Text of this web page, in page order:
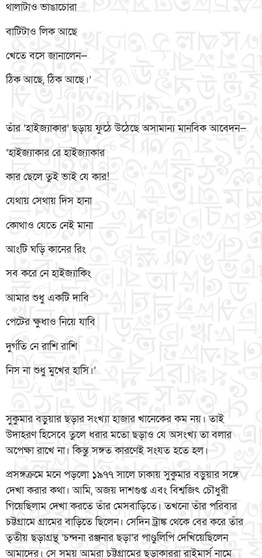
থালাটাও ভাঙাচোরা
বাটিটাও লিক আছে
খেতে বসে জানালেন—
ঠিক আছে, ঠিক আছে।’
তাঁর ‘হাইজ্যাকার’ ছড়ায় ফুঠে উঠেছে অসামান্য মানবিক আবেদন—
‘হাইজ্যাকার রে হাইজ্যাকার
কার ছেলে তুই ভাই যে কার!
যেথায় সেথায় দিস হানা
কোথাও যেতে নেই মানা
আংটি ঘড়ি কানের রিং
সব করে নে হাইজ্যাকিং
আমার শুধু একটি দাবি
পেটের ক্ষুধাও নিয়ে যাবি
দুর্গতি নে রাশি রাশি
নিস না শুধু মুখের হাসি।’
সুকুমার বড়ুয়ার ছড়ার সংখ্যা হাজার খানেকের কম নয়। তাই
উদাহরণ হিসেবে তুলে ধরার মতো ছড়াও যে অসংখ্য তা বলার
অপেক্ষা রাখে না। কিন্তু সঙ্গত কারণেই সংযত হতে হল।
প্রসঙ্গক্রমে মনে পড়লো ১৯৭৭ সালে ঢাকায় সুকুমার বড়ুয়ার সঙ্গে
দেখা করার কথা। আমি, অজয় দাশগুপ্ত এবং বিশ্বজিৎ চৌধুরী
গিয়েছিলাম দেখা করতে তাঁর মেসবাড়িতে। তখনো তাঁর পরিবার
চট্টগ্রামে গ্রামের বাড়িতে ছিলেন। সেদিন ট্রাঙ্ক থেকে বের করে তাঁর
তৃতীয় ছড়াগ্রন্থ ‘চন্দনা রঞ্জনার ছড়া’র পাণ্ডুলিপি দেখিয়েছিলেন
আমাদের। সে সময় আমরা চট্টগ্রামের ছড়াকাররা রাইমার্স নামে